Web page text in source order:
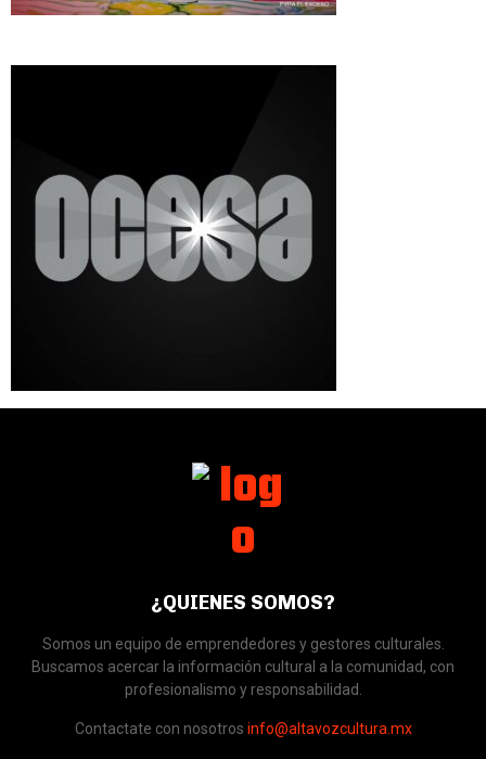
¿QUIENES SOMOS?
Somos un equipo de emprendedores y gestores culturales.
Buscamos acercar la información cultural a la comunidad, con
profesionalismo y responsabilidad.
Contactate con nosotros info@altavozcultura.mx